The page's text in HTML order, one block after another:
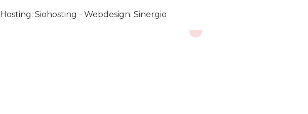
Hosting: Siohosting - Webdesign: Sinergio